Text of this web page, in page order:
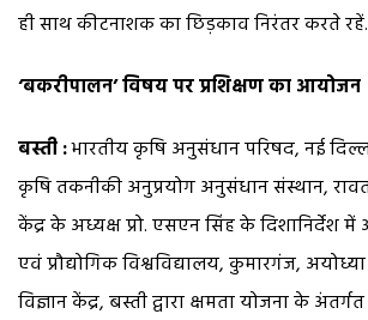
ही साथ कीटनाशक का छिड़काव निरंतर करते रहें.
‘बकरीपालन’ विषय पर प्रशिक्षण का आयोजन
बस्ती :भारतीय कृषि अनुसंधान परिषद, नई दिल्ली
कृषि तकनीकी अनुप्रयोग अनुसंधान संस्थान,
केंद्र के अध्यक्ष प्रो. एसएन सिंह के दिशानिर्देश में
एवं प्रौद्योगिक विश्वविद्यालय, कुमारगंज,
विज्ञान केंद्र, बस्ती द्वारा क्षमता योजना के